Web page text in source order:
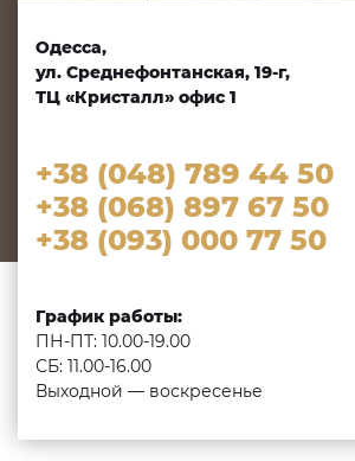
Одесса,
ул. Среднефонтанская, 19-г,
ТЦ «Кристалл» офис 1
+38 (048) 789 44 50
+38 (068) 897 67 50
+38 (093) 000 77 50
График работы:
ПН-ПТ: 10.00-19.00
СБ: 11.00-16.00
Выходной — воскресенье